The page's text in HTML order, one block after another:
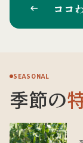
ココ
SEASONAL
季節の